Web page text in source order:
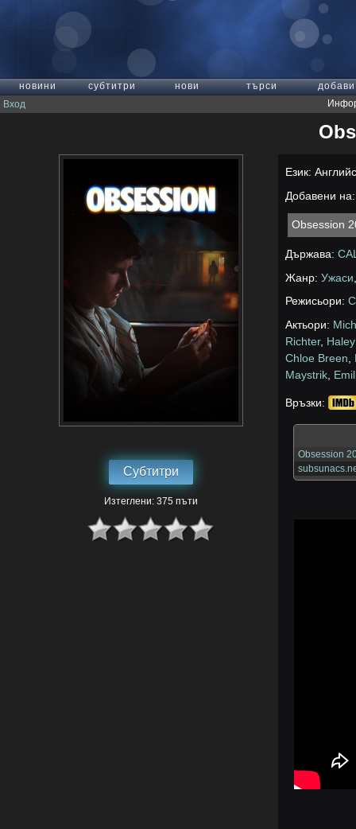
новини субтитри нови търси
добави
Вход
Субтитри
Изтеглени: 375 пъти
Език:
Добавени
Obsession
Държава:
Жанр:Ужаси
Режисьори:
Актьори:
Richter,
Chloe Breen
Maystrik
Връзки:
Obsession